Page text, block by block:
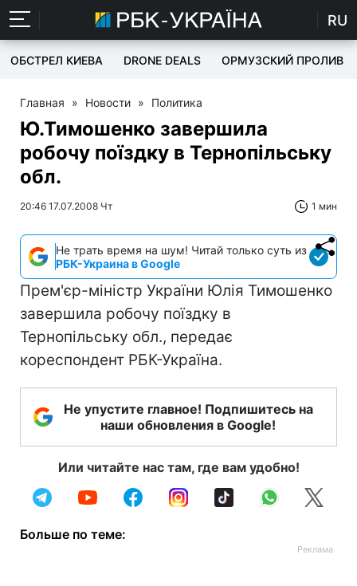
RU
ОБСТРЕЛ КИЕВА DRONE DEALS ОРМУЗСКИЙ ПРОЛИВ
Главная » Новости » Политика
Ю.Тимошенко завершила
робочу поїздку в Тернопільську
обл.
20:46 17.07.2008 Чт 1 мин
Не трать время на шум! Читай только суть из
РБК-Украина в Google
Прем'єр-міністр України Юлія Тимошенко
завершила робочу поїздку в
Тернопільську обл., передає
кореспондент РБК-Україна.
Не упустите главное! Подпишитесь на
наши обновления в Google!
Или читайте нас там, где вам удобно!
Больше по теме: